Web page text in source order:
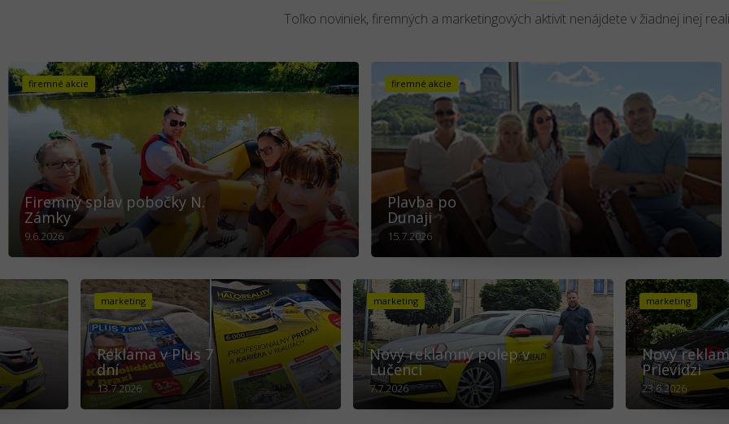
Toľko noviniek, firemných a marketingových aktivít nenájdete v žiadnej inej
firemné akcie
Firemný splav pobočky N.
Zámky
9.6.2026
firemné akcie
Plavba po
Dunaji
15.7.2026
marketing
Reklama v Plus 7
dní
13.7.2026
marketing
Nový reklamný polep v
Lučenci
7.7.2026
marketing
Nový
Prievidzi
23.6.2026